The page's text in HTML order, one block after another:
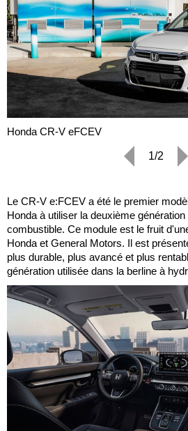
Honda CR-V eFCEV
1/2
Le CR-V e:FCEV a été le premier
Honda à utiliser la deuxième
combustible. Ce module est le fruit
Honda et General Motors. Il est
plus durable, plus avancé et plus
génération utilisée dans la berline à